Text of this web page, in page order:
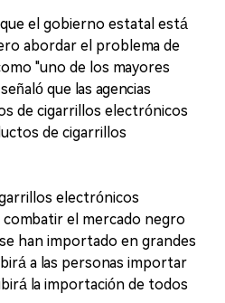
que el gobierno estatal está
abordar el problema de
"uno de los mayores
que las agencias
de cigarrillos electrónicos
de cigarrillos
electrónicos
combatir el mercado negro
han importado en grandes
a las personas importar
la importación de todos